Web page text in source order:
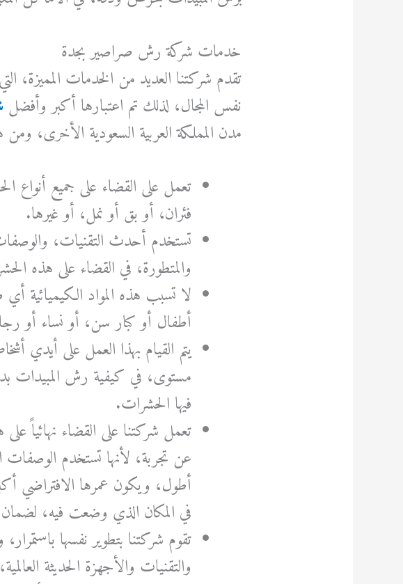
خدمات شركة رش صراصير بجدة
تقدم شركتنا العديد من الخدمات المميزة،
نفس المجال، لذلك تم اعتبارها أكبر وأفضل
مدن المملكة العربية السعودية الأخرى،
تعمل على القضاء على جميع
فئران، أو بق أو نمل، أو غيرها.
تستخدم أحدث التقنيات، والوصفات
والمتطورة، في القضاء على هذه
لا تسبب هذه المواد الكيميائية
أطفال أو كبار سن، أو نساء أو
يتم القيام بهذا العمل على أيدي
مستوى، في كيفية رش المبيدات
فيها الحشرات.
تعمل شركتنا على القضاء نهائياً
عن تجربة، لأنها تستخدم الوصفات
أطول، ويكون عمرها الافتراضي
في المكان الذي وضعت فيه،
تقوم شركتنا بتطوير نفسها
والتقنيات والأجهزة الحديثة